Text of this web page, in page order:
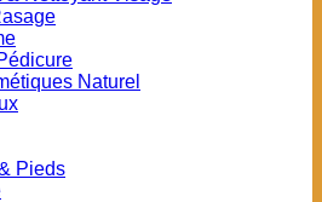
Naturel
Pieds